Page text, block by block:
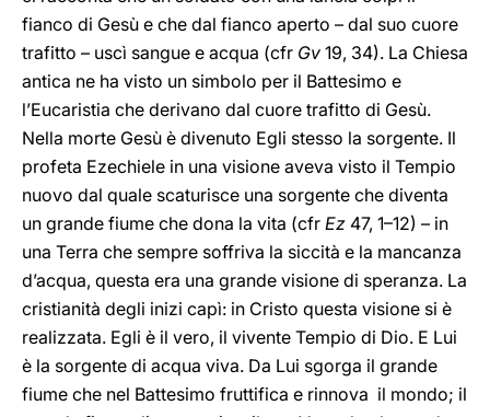
fianco di Gesù e che dal fianco aperto – dal suo cuore
trafitto – uscì sangue e acqua (cfr Gv 19, 34). La Chiesa
antica ne ha visto un simbolo per il Battesimo e
l’Eucaristia che derivano dal cuore trafitto di Gesù.
Nella morte Gesù è divenuto Egli stesso la sorgente. Il
profeta Ezechiele in una visione aveva visto il Tempio
nuovo dal quale scaturisce una sorgente che diventa
un grande fiume che dona la vita (cfr Ez 47, 1–12) – in
una Terra che sempre soffriva la siccità e la mancanza
d’acqua, questa era una grande visione di speranza. La
cristianità degli inizi capì: in Cristo questa visione si è
realizzata. Egli è il vero, il vivente Tempio di Dio. E Lui
è la sorgente di acqua viva. Da Lui sgorga il grande
fiume che nel Battesimo fruttifica e rinnova il mondo; il